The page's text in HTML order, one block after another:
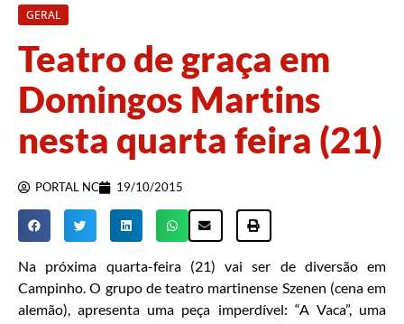
GERAL
Teatro de graça em
Domingos Martins
nesta quarta feira (21)
PORTAL NC 19/10/2015
Na próxima quarta-feira (21) vai ser de diversão em
Campinho. O grupo de teatro martinense Szenen (cena em
alemão), apresenta uma peça imperdível: “A Vaca”, uma